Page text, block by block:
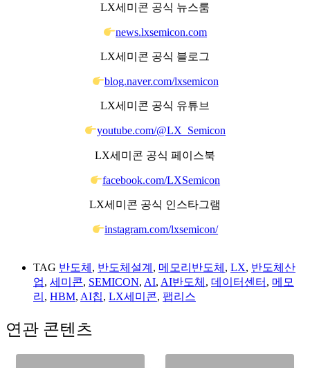
LX세미콘 공식 뉴스룸
news.lxsemicon.com
LX세미콘 공식 블로그
blog.naver.com/lxsemicon
LX세미콘 공식 유튜브
youtube.com/@LX_Semicon
LX세미콘 공식 페이스북
facebook.com/LXSemicon
LX세미콘 공식 인스타그램
instagram.com/lxsemicon/
TAG 반도체 , 반도체설계 , 메모리반도체 , LX, 반도체산
업, 세미콘, SEMICON, AI, AI반도체 , 데이터센터 , 메모
리 , HBM, AI칩, LX세미콘, 팹리스
연관 콘텐츠